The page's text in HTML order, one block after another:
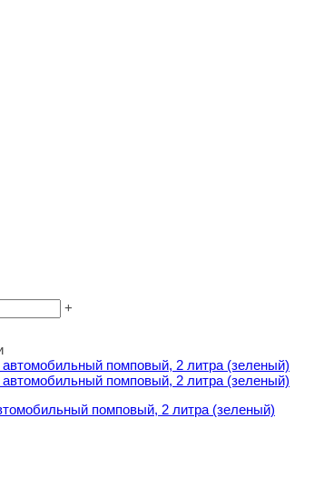
+
помповый, 2 литра (зеленый)
помповый, 2 литра (зеленый)